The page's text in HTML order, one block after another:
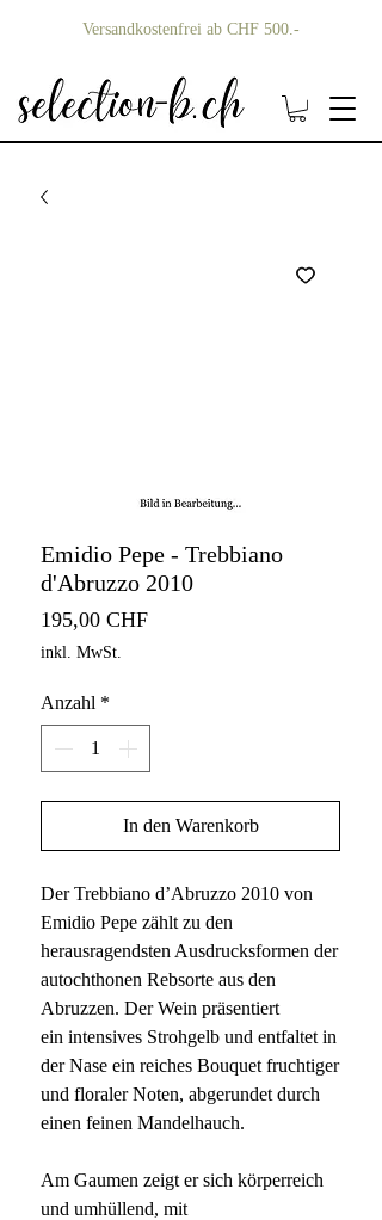
Versandkostenfrei ab CHF 500.-
Emidio Pepe - Trebbiano
d'Abruzzo 2010
195,00 CHFPreis
inkl. MwSt.
Anzahl *
In den Warenkorb
Der Trebbiano d’Abruzzo 2010 von
Emidio Pepe zählt zu den
herausragendsten Ausdrucksformen der
autochthonen Rebsorte aus den
Abruzzen. Der Wein präsentiert
ein intensives Strohgelb und entfaltet in
der Nase ein reiches Bouquet fruchtiger
und floraler Noten, abgerundet durch
einen feinen Mandelhauch.
Am Gaumen zeigt er sich körperreich
und umhüllend, mit